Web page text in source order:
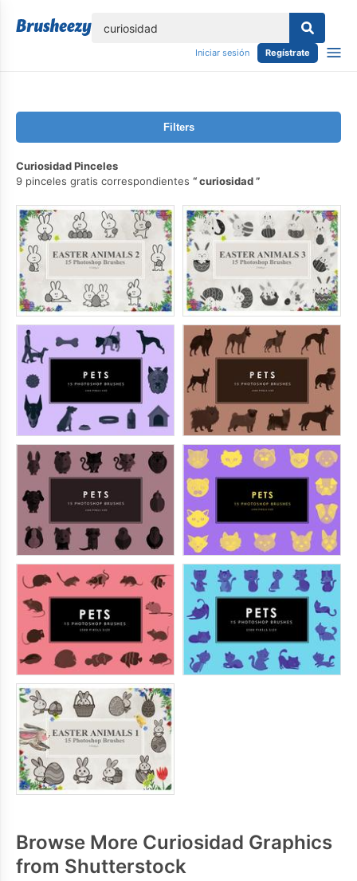
Iniciar sesión Regístrate
Filters
Curiosidad Pinceles
9 pinceles gratis correspondientes
curiosidad
Browse More Curiosidad Graphics
from Shutterstock